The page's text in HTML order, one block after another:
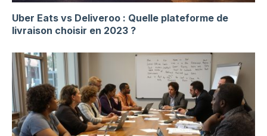
Uber Eats vs Deliveroo : Quelle plateforme de
livraison choisir en 2023 ?